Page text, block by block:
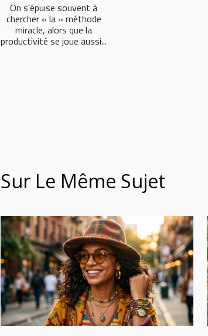
On s’épuise souvent à
chercher « la » méthode
miracle, alors que la
productivité se joue aussi...
Sur Le Même Sujet